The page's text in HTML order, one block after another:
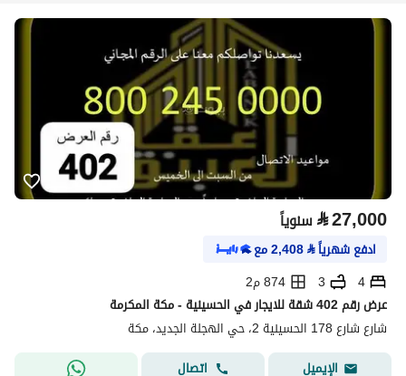
⃁27,000 سنوياً
ادفع شهرياً⃁
2,408مع
4
3
874 م2
عرض رقم 402 شقة للايجار في الحسينية - مكة المكرمة
شارع شارع 178 الحسينية 2، حي الهجلة الجديد، مكة
الإيميل
اتصال